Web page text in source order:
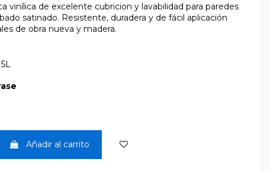
vinílica de excelente cubricion y lavabilidad para paredes
satinado. Resistente, duradera y de fácil aplicación
de obra nueva y madera.
Añadir al carrito